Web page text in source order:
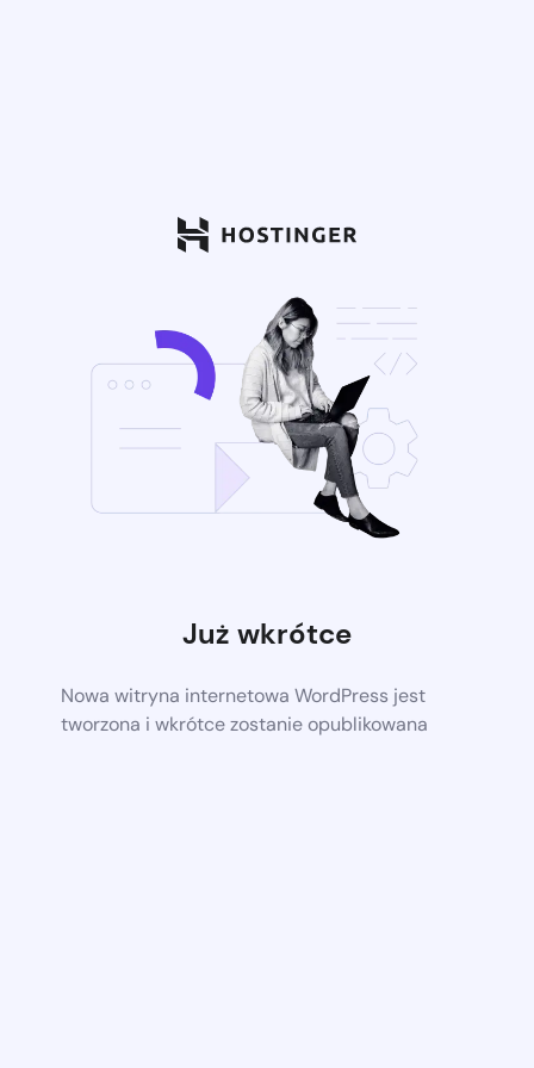
Już wkrótce
Nowa witryna internetowa WordPress jest
tworzona i wkrótce zostanie opublikowana